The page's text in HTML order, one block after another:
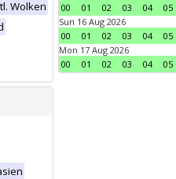
Wolken
00
01 02 03 04 05
Sun 16 Aug 2026
00
01 02 03 04 05
Mon 17 Aug 2026
00
01 02 03 04 05